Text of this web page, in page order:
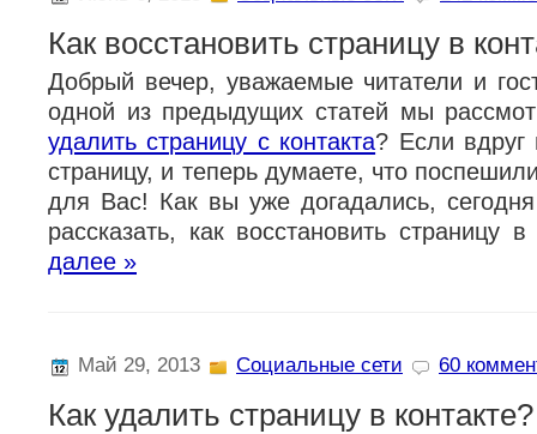
Как восстановить страницу в
Добрый вечер, уважаемые читатели и
одной из предыдущих статей мы
удалить страницу с контакта? Если
страницу, и теперь думаете, что
для Вас! Как вы уже догадались,
рассказать, как восстановить страницу
далее »
Май 29, 2013 Социальные сети 60
Как удалить страницу в контакте?